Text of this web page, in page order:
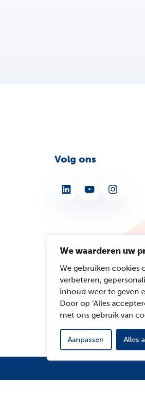
We waarderen uw
We gebruiken cookies
verbeteren,
inhoud weer te geven
Door op ‘Alles
met ons gebruik van
Aanpassen Alles
Volg ons
LinkedIn YouTube Instagram